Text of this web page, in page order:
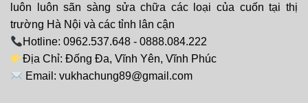
luôn luôn sãn sàng sửa chữa các loại của cuốn tại thị
trường Hà Nội và các tỉnh lân cận
Hotline: 0962.537.648 - 0888.084.222
Địa Chỉ: Đống Đa, Vĩnh Yên, Vĩnh Phúc
Email: vukhachung89@gmail.com